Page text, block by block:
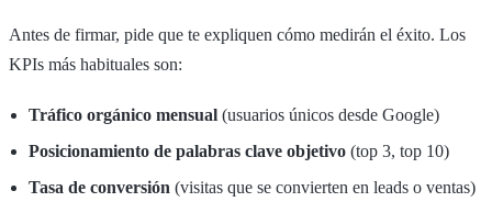
Antes de firmar, pide que te expliquen cómo medirán el éxito. Los
KPIs más habituales son:
Tráfico orgánico mensual (usuarios únicos desde Google)
Posicionamiento de palabras clave objetivo (top 3, top 10)
Tasa de conversión (visitas que se convierten en leads o ventas)